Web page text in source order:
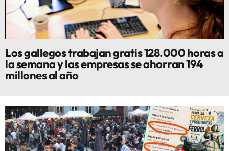
Los gallegos trabajan gratis 128.000 horas a
la semana y las empresas se ahorran 194
millones al año